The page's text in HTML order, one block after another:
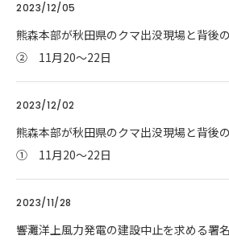
2023/12/05
熊森本部が秋田県のクマ出没現場と背後
② 11月20～22日
2023/12/02
熊森本部が秋田県のクマ出没現場と背後
① 11月20～22日
2023/11/28
響灘洋上風力発電の建設中止を求める署